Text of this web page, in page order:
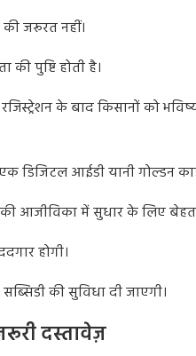
जरूरत नहीं।
की पुष्टि होती है।
के बाद किसानों को
डिजिटल आईडी यानी गोल्डन
की आजीविका में सुधार के लिए
होगी।
की सुविधा दी जाएगी।
दस्तावेज़